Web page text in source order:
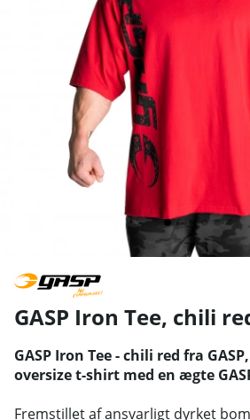
GASP Iron Tee, chili
GASP Iron Tee - chili red fra
oversize t-shirt med en ægte
Fremstillet af ansvarligt dyrket